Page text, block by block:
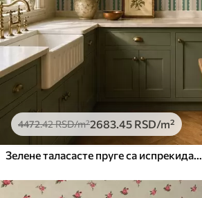
4472.42RSD/m²2683.45 RSD/m²
Зелене таласасте пруге са испрекиданим линијама